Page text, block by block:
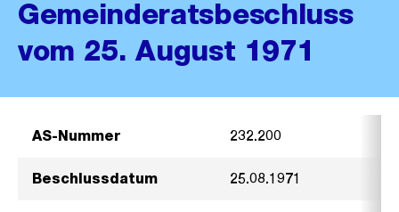
Gemeinderatsbeschluss
vom 25. August 1971
AS-Nummer 232.200
Beschlussdatum 25.08.1971